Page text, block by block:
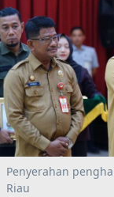
Penyerahan
Riau